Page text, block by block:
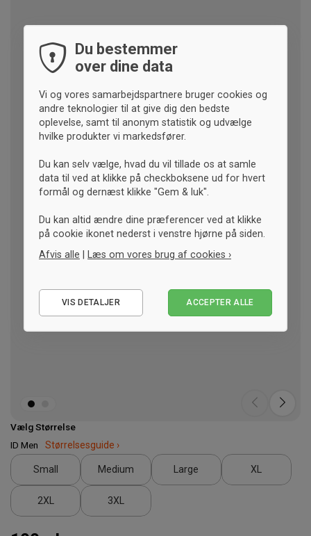
Vælg Størrelse
ID Men
Størrelsesguide ›
Small Medium Large XL
2XL 3XL
Du bestemmer
over dine data
Vi og vores samarbejdspartnere bruger cookies og
andre teknologier til at give dig den bedste
oplevelse, samt til anonym statistik og udvælge
hvilke produkter vi markedsfører.
Du kan selv vælge, hvad du vil tillade os at samle
data til ved at klikke på checkboksene ud for hvert
formål og dernæst klikke "Gem & luk".
Du kan altid ændre dine præferencer ved at klikke
på cookie ikonet nederst i venstre hjørne på siden.
Afvis alle | Læs om vores brug af cookies ›
Statistiske
VIS DETALJER ACCEPTER ALLE